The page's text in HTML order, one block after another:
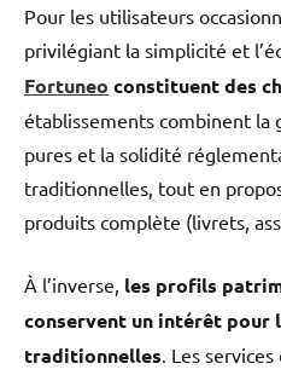
Pour les utilisateurs
privilégiant la simplicité et
Fortuneo constituent des
établissements combinent la
pures et la solidité
traditionnelles, tout en
produits complète (livrets,
À l’inverse, les profils
conservent un intérêt pour
traditionnelles . Les